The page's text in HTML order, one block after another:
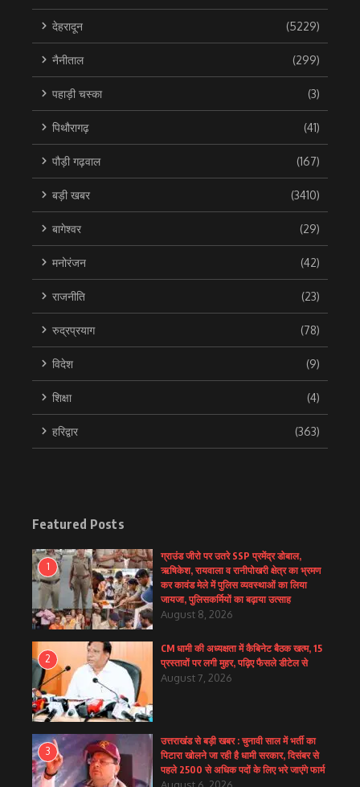
देहरादून (5229)
नैनीताल (299)
पहाड़ी चस्का (3)
पिथौरागढ़ (41)
पौड़ी गढ़वाल (167)
बड़ी खबर (3410)
बागेश्वर (29)
मनोरंजन (42)
राजनीति (23)
रुद्रप्रयाग (78)
विदेश (9)
शिक्षा (4)
हरिद्वार (363)
Featured Posts
1
ग्राउंड जीरो पर उतरे SSP प्रमेंद्र डोबाल,
ऋषिकेश, रायवाला व रानीपोखरी क्षेत्र का भ्रमण
कर कावंड मेले में पुलिस व्यवस्थाओं का लिया
जायजा, पुलिसकर्मियों का बढ़ाया उत्साह
August 8, 2026
2
CM धामी की अध्यक्षता में कैबिनेट बैठक खत्म, 15
प्रस्तावों पर लगी मुहर, पढ़िए फैसले डीटेल से
August 7, 2026
3
उत्तराखंड से बड़ी खबर : चुनावी साल में भर्ती का
पिटारा खोलने जा रही है धामी सरकार, दिसंबर से
पहले 2500 से अधिक पदों के लिए भरे जाएंगे फार्म
August 6, 2026